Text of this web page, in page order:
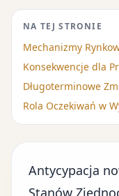
NA TEJ STRONIE
Mechanizmy
Konsekwencje dla
Długoterminowe
Rola Oczekiwań w
Antycypacja
Stanów